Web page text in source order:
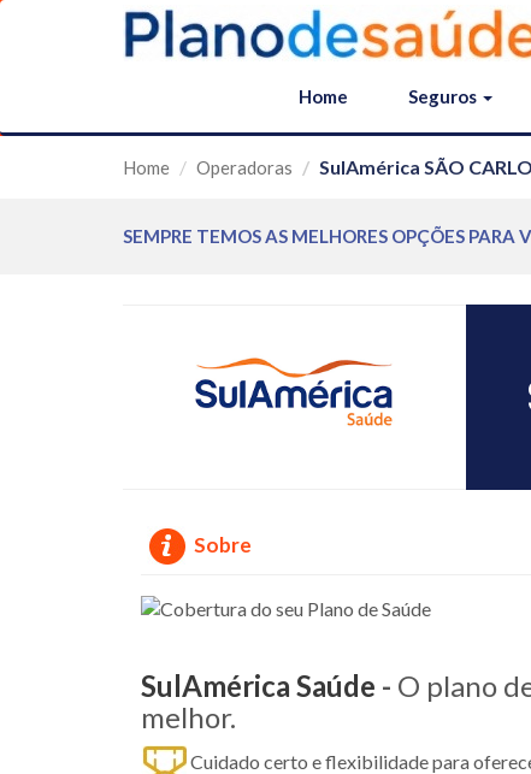
Home Seguros
Home Operadoras SulAmérica SÃO
SEMPRE TEMOS AS MELHORES OPÇÕES PARA
Sobre
SulAmérica Saúde - O plano
melhor.
Cuidado certo e flexibilidade para